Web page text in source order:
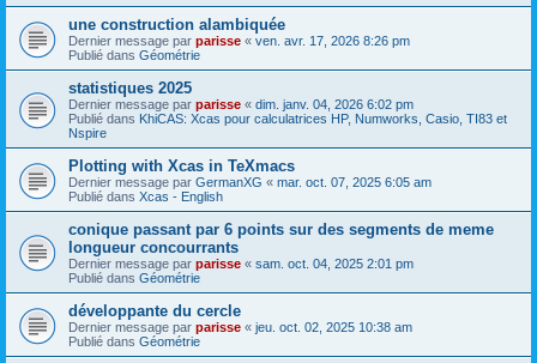
une construction alambiquée
Dernier message par parisse « ven. avr. 17, 2026 8:26 pm
Publié dans Géométrie
statistiques 2025
Dernier message par parisse « dim. janv. 04, 2026 6:02 pm
Publié dans KhiCAS: Xcas pour calculatrices HP, Numworks, Casio, TI83 et
Nspire
Plotting with Xcas in TeXmacs
Dernier message par GermanXG « mar. oct. 07, 2025 6:05 am
Publié dans Xcas - English
conique passant par 6 points sur des segments de meme
longueur concourrants
Dernier message par parisse « sam. oct. 04, 2025 2:01 pm
Publié dans Géométrie
développante du cercle
Dernier message par parisse « jeu. oct. 02, 2025 10:38 am
Publié dans Géométrie